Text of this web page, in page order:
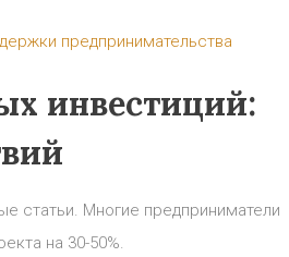
предпринимательства
инвестиций:
статьи. Многие предприниматели
на 30-50%.